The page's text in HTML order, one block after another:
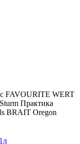
FAVOURITE WERT
Sturm Практика
BRAIT Oregon